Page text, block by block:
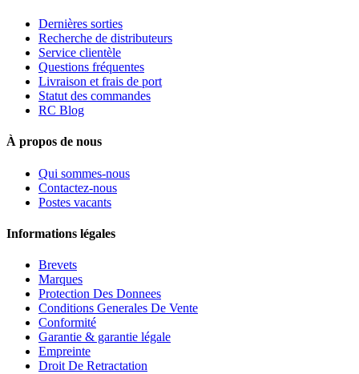
Dernières sorties
Recherche de distributeurs
Service clientèle
Questions fréquentes
Livraison et frais de port
Statut des commandes
RC Blog
À propos de nous
Qui sommes-nous
Contactez-nous
Postes vacants
Informations légales
Brevets
Marques
Protection Des Donnees
Conditions Generales De Vente
Conformité
Garantie & garantie légale
Empreinte
Droit De Retractation